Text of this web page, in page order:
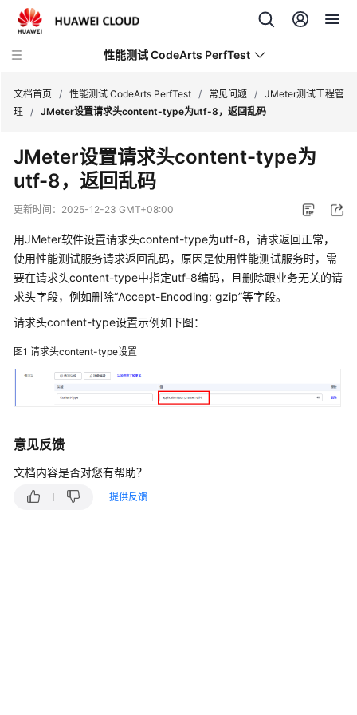
性能测试 CodeArts PerfTest
新
动
产
品
介
绍
计
说
明
入
门
用
文档首页 / 性能测试 CodeArts PerfTest / 常见问题 / JMeter测试工程管
理 / JMeter设置请求头content-type为utf-8，返回乱码
JMeter设置请求头content-type为
utf-8，返回乱码
更新时间： 2025-12-23 GMT+08:00
用JMeter软件设置请求头content-type为utf-8，请求返回正常，
使用性能测试服务请求返回乱码，原因是使用性能测试服务时，需
要在请求头content-type中指定utf-8编码，且删除跟业务无关的请
求头字段，例如删除“Accept-Encoding: gzip”等字段。
请求头content-type设置示例如下图：
图1 请求头content-type设置
意见反馈
文档内容是否对您有帮助？
提供反馈